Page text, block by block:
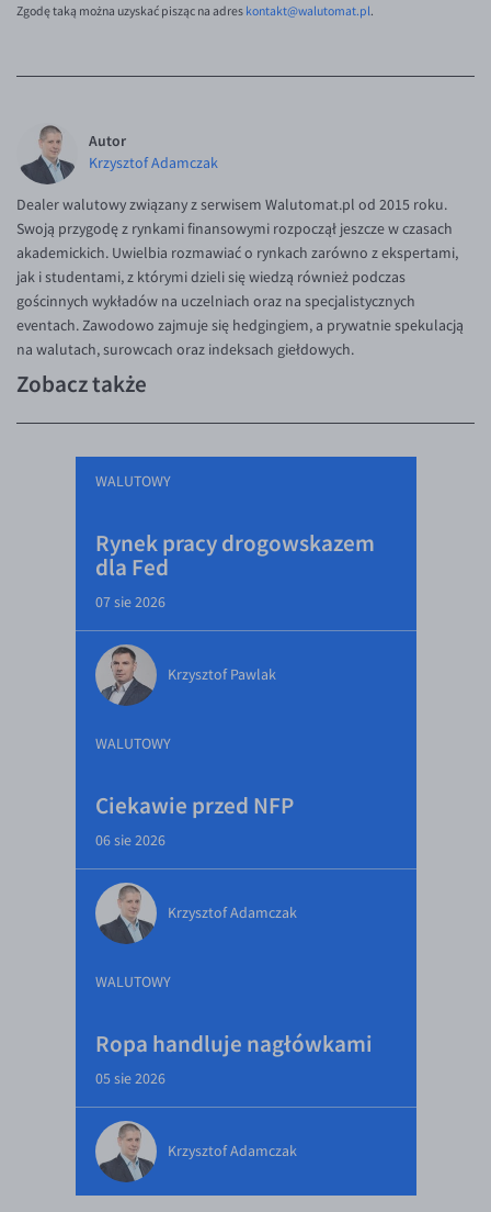
GBP/USD
Zgodę taką można uzyskać pisząc na adres kontakt@walutomat.pl.
Autor
Krzysztof Adamczak
Dealer walutowy związany z serwisem Walutomat.pl od 2015 roku.
Swoją przygodę z rynkami finansowymi rozpoczął jeszcze w czasach
akademickich. Uwielbia rozmawiać o rynkach zarówno z ekspertami,
jak i studentami, z którymi dzieli się wiedzą również podczas
gościnnych wykładów na uczelniach oraz na specjalistycznych
eventach. Zawodowo zajmuje się hedgingiem, a prywatnie spekulacją
na walutach, surowcach oraz indeksach giełdowych.
Zobacz także
WALUTOWY
Rynek pracy drogowskazem
dla Fed
07 sie 2026
Krzysztof Pawlak
WALUTOWY
Ciekawie przed NFP
06 sie 2026
Krzysztof Adamczak
WALUTOWY
Ropa handluje nagłówkami
05 sie 2026
Krzysztof Adamczak